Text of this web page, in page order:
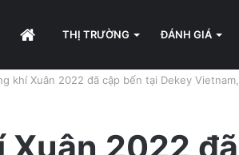
HOMETHỊ TRƯỜNG ĐÁNH GIÁ
khí Xuân 2022 đã cập bến tại Dekey
Xuân 2022